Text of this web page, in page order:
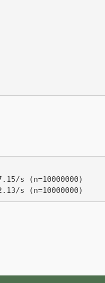
s (n=10000000)